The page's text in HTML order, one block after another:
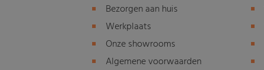
Bezorgen aan huis
Werkplaats
Onze showrooms
Algemene voorwaarden